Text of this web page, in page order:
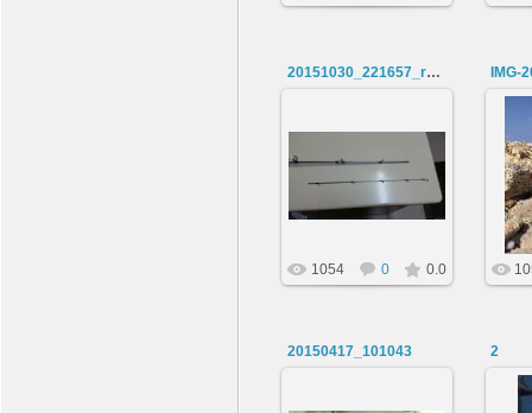
20151030_221657_resized
30.10.2015
1054 0 0.0
IMG-
20150417_101043 2